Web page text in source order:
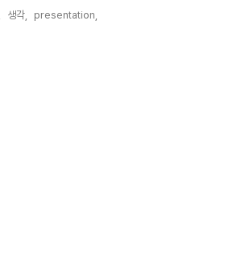
생각,
presentation,